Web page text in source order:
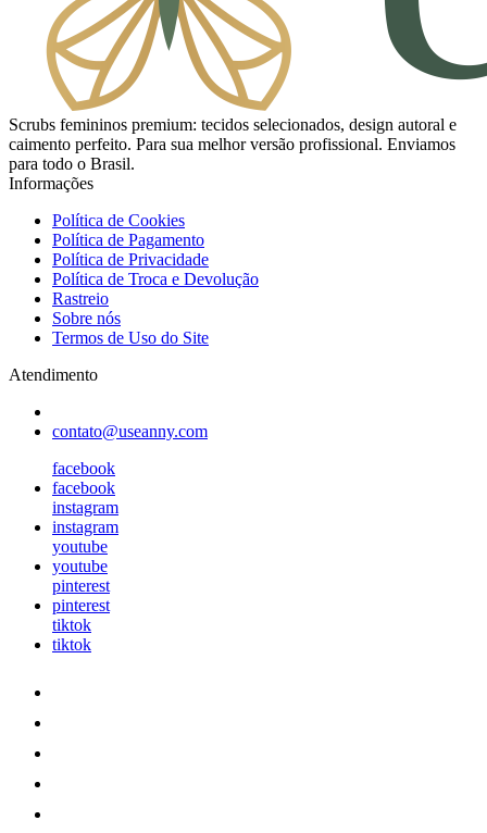
Scrubs femininos premium: tecidos selecionados, design autoral e
caimento perfeito. Para sua melhor versão profissional. Enviamos
para todo o Brasil.
Informações
Política de Cookies
Política de Pagamento
Política de Privacidade
Política de Troca e Devolução
Rastreio
Sobre nós
Termos de Uso do Site
Atendimento
contato@useanny.com
facebook
facebook
instagram
instagram
youtube
youtube
pinterest
pinterest
tiktok
tiktok